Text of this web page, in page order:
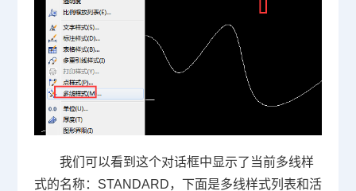
我们可以看到这个对话框中显示了当前多线样
式的名称：STANDARD，下面是多线样式列表和活